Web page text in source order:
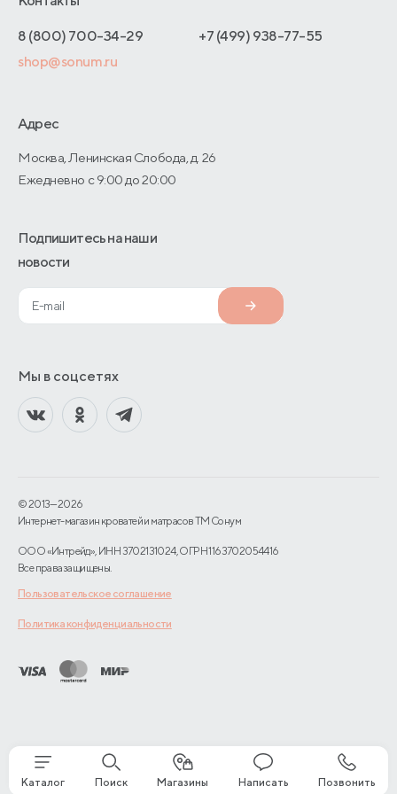
Отзывы покупателей
Адреса магазинов
Договор-оферты
Оптовые продажи
О производстве
8 (800) 700-34-29
+7 (499) 938-77-55
shop@sonum.ru
Адрес
Москва, Ленинская Слобода, д. 26
Ежедневно с 9:00 до 20:00
Подпишитесь на наши
новости
Мы в соцсетях
© 2013—2026
Интернет-магазин кроватей и матрасов TM Сонум
ООО «Интрейд», ИНН 3702131024, ОГРН 1163702054416
Все права защищены.
Пользовательское соглашение
Политика конфиденциальности
Каталог Поиск Магазины Написать Позвонить